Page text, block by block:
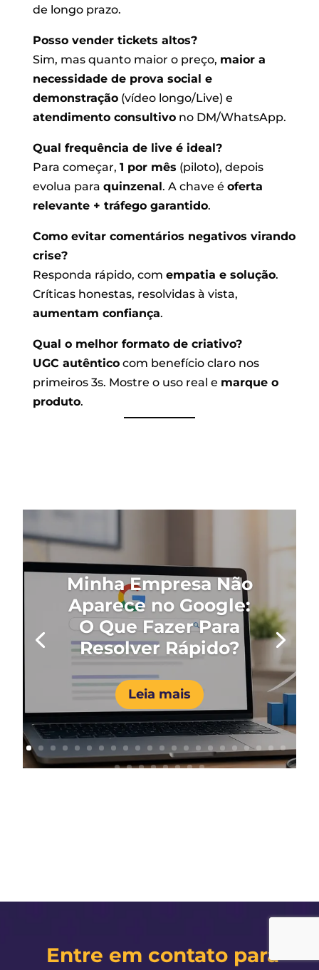
de longo prazo.
Posso vender tickets altos?
Sim, mas quanto maior o preço, maior a
necessidade de prova social e
demonstração (vídeo longo/Live) e
atendimento consultivo no DM/WhatsApp.
Qual frequência de live é ideal?
Para começar,1 por mês (piloto), depois
evolua paraquinzenal. A chave éoferta
relevante + tráfego garantido.
Como evitar comentários negativos virando
crise?
Responda rápido, comempatia e solução.
Críticas honestas, resolvidas à vista,
aumentam confiança.
Qual o melhor formato de criativo?
UGC autêntico com benefício claro nos
primeiros 3s. Mostre o uso real e marque o
produto.
Minha Empresa Não
Aparece no Google:
O Que Fazer Para
Resolver Rápido?
Leia mais
Entre em contato para